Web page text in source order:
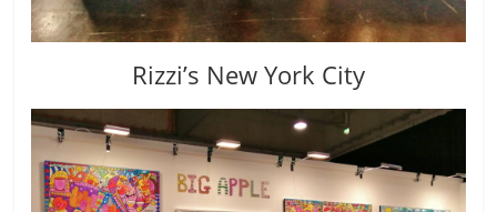
Rizzi’s New York City